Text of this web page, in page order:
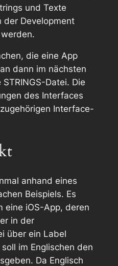
und Texte
der Development
die eine App
dann im nächsten
Datei. Die
des Interfaces
Interface-
anhand eines
Beispiels. Es
eine iOS-App, deren
in der
über ein Label
im Englischen den
Da Englisch